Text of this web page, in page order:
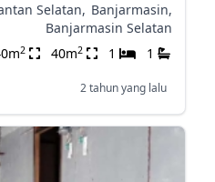
Selatan, Banjarmasin,
Banjarmasin Selatan
2 40m2 1 1
2 tahun yang lalu